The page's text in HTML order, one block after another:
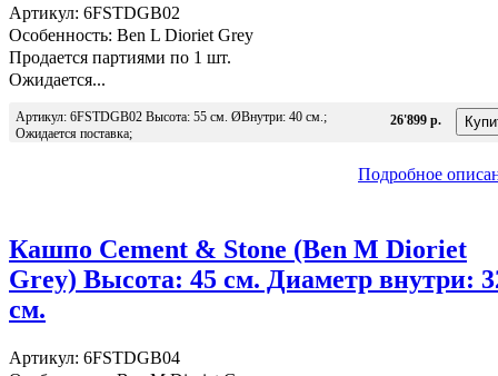
Артикул: 6FSTDGB02
Особенность: Ben L Dioriet Grey
Продается партиями по 1 шт.
Ожидается...
Артикул: 6FSTDGB02 Высота: 55 см. ØВнутри: 40 см.;
Ожидается поставка;
26'899 р.
Подробное
Кашпо Cement & Stone (Ben M Dioriet
Grey) Высота: 45 см. Диаметр внутри:
см.
Артикул: 6FSTDGB04